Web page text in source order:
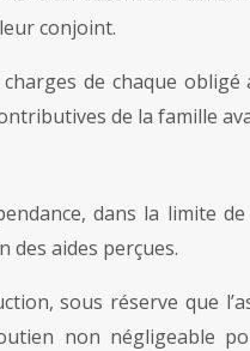
conjoint.
de chaque
de la famille
dans la limite
des aides perçues.
sous réserve que
non négligeable